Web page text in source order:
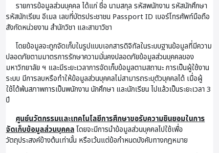
รายการข้อมูลส่วนบุคคล ได้แก่ ชื่อ นามสกุล รหัสพนักงาน รหัสนักศึกษา
รหัสนักเรียน อีเมล เลขที่บัตรประชาชน Passport ID เบอร์โทรศัพท์มือถือ
สังกัดหน่วยงาน สำนักวิชา และสาขาวิชา
โดยข้อมูลจะถูกจัดเก็บในรูปแบบเอกสารดิจิทัลในระบบฐานข้อมูลที่มีความ
ปลอดภัยตามมาตรการรักษาความมั่นคงปลอดภัยข้อมูลส่วนบุคคลของ
มหาวิทยาลัย ฯ และมีระยะเวลาการจัดเก็บข้อมูลตามสถานะ การเป็นผู้ใช้งาน
ระบบ มีการลบหรือทำให้ข้อมูลส่วนบุคคลไม่สามารถระบุตัวบุคคลได้ เมื่อผู้
ใช้ได้พ้นสภาพการเป็นพนักงาน นักศึกษา และนักเรียน ไปแล้วเป็นระยะเวลา 3
ปี
ศูนย์นวัตกรรมและเทคโนโลยีการศึกษาขอรับความยินยอมในการ
จัดเก็บข้อมูลส่วนบุคคลโดยจะมีการนำข้อมูลส่วนบุคคลไปใช้เพื่อ
วัตถุประสงค์ข้างต้นเท่านั้น หรือเว้นแต่ข้อกำหนดบังคับทางกฎหมาย